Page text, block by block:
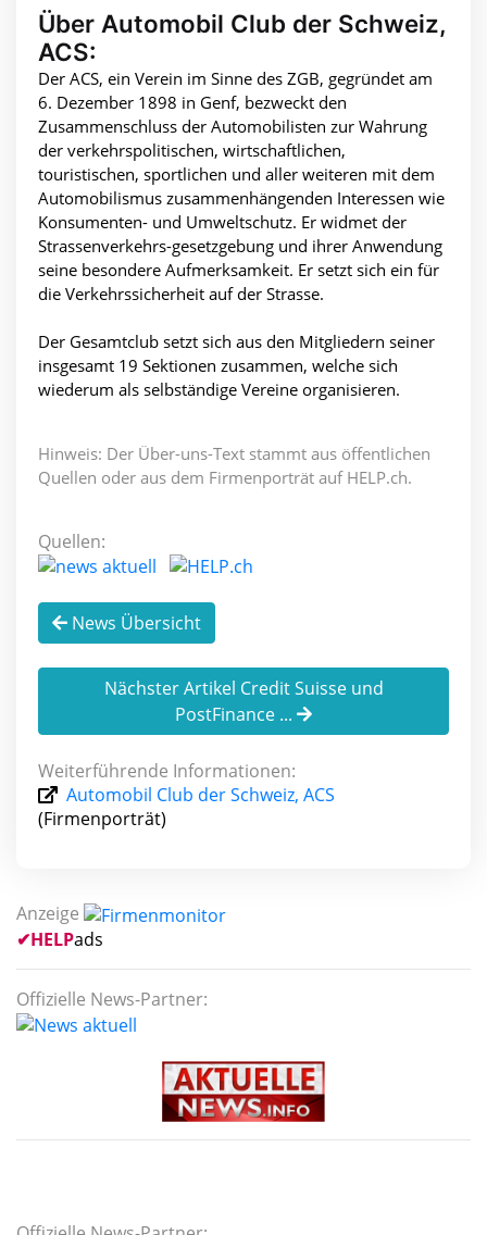
Über Automobil Club der Schweiz,
ACS:
Der ACS, ein Verein im Sinne des ZGB, gegründet am
6. Dezember 1898 in Genf, bezweckt den
Zusammenschluss der Automobilisten zur Wahrung
der verkehrspolitischen, wirtschaftlichen,
touristischen, sportlichen und aller weiteren mit dem
Automobilismus zusammenhängenden Interessen wie
Konsumenten- und Umweltschutz. Er widmet der
Strassenverkehrs-gesetzgebung und ihrer Anwendung
seine besondere Aufmerksamkeit. Er setzt sich ein für
die Verkehrssicherheit auf der Strasse.
Der Gesamtclub setzt sich aus den Mitgliedern seiner
insgesamt 19 Sektionen zusammen, welche sich
wiederum als selbständige Vereine organisieren.
Hinweis: Der Über-uns-Text stammt aus öffentlichen
Quellen oder aus dem Firmenporträt auf HELP.ch.
Quellen:
News Übersicht
Nächster Artikel Credit Suisse und
PostFinance ...
Weiterführende Informationen:
Automobil Club der Schweiz, ACS
(Firmenporträt)
Anzeige
✔HELPads
Offizielle News-Partner: